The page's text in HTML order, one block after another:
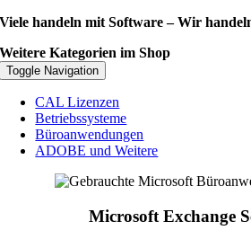
Viele handeln mit Software – Wir
Weitere Kategorien im Shop
Toggle Navigation
CAL Lizenzen
Betriebssysteme
Büroanwendungen
ADOBE und Weitere
Microsoft Exchange